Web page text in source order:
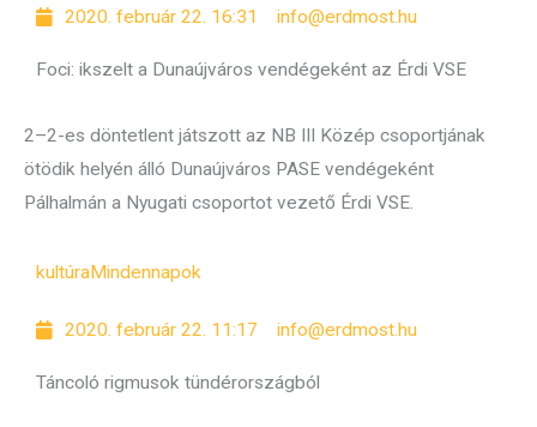
2020. február 22. 16:31 info@erdmost.hu
Foci: ikszelt a Dunaújváros vendégeként az Érdi VSE
2–2-es döntetlent játszott az NB III Közép csoportjának
ötödik helyén álló Dunaújváros PASE vendégeként
Pálhalmán a Nyugati csoportot vezető Érdi VSE.
kultúraMindennapok
2020. február 22. 11:17 info@erdmost.hu
Táncoló rigmusok tündérországból